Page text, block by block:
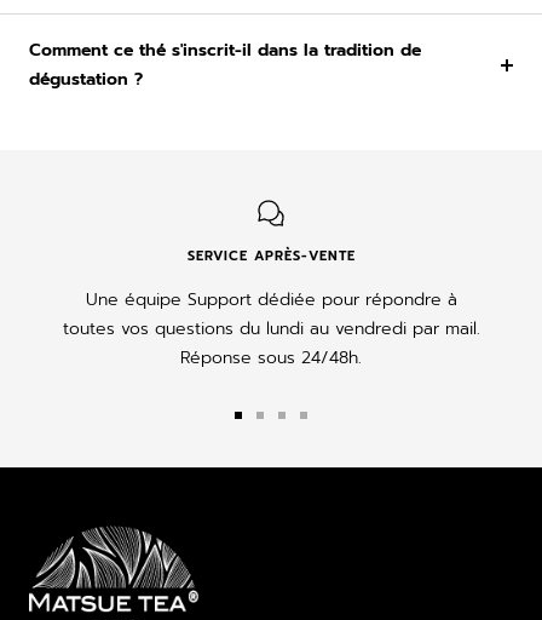
Comment ce thé s'inscrit-il dans la tradition de
dégustation ?
SERVICE APRÈS-VENTE
Une équipe Support dédiée pour répondre à
toutes vos questions du lundi au vendredi par mail.
Réponse sous 24/48h.